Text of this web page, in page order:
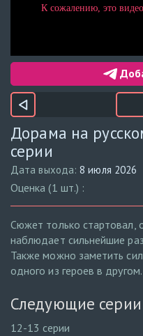
Дорама на
серии
Дата выхода:8 июля 2026
Оценка (1 шт.) :
Сюжет только стартовал,
наблюдает сильнейшие
Также можно заметить
одного из героев в другом.
Следующие серии
12-13 серии